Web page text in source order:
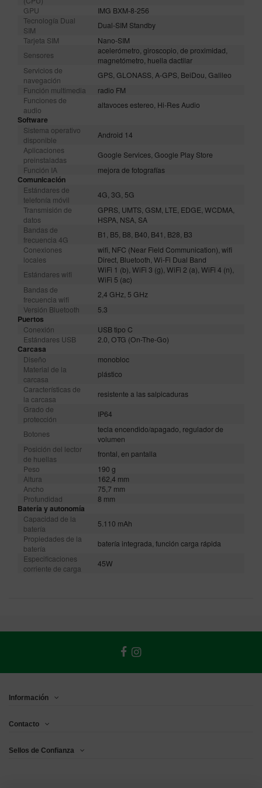
GPU
IMG BXM-8-256
Tecnología Dual
SIM
Dual-SIM Standby
Tarjeta SIM
Nano-SIM
Sensores
acelerómetro, giroscopio, de proximidad,
magnetómetro, huella dactilar
Servicios de
navegación
GPS, GLONASS, A-GPS, BeiDou, Galileo
Función multimedia
radio FM
Funciones de
audio
altavoces estereo, Hi-Res Audio
Software
Sistema operativo
disponible
Android 14
Aplicaciones
preinstaladas
Google Services, Google Play Store
Función IA
mejora de fotografías
Comunicación
Estándares de
telefonía móvil
4G, 3G, 5G
Transmisión de
datos
GPRS, UMTS, GSM, LTE, EDGE, WCDMA,
HSPA, NSA, SA
Bandas de
frecuencia 4G
B1, B5, B8, B40, B41, B28, B3
Conexiones
locales
wifi, NFC (Near Field Communication), wifi
Direct, Bluetooth, Wi-Fi Dual Band
Estándares wifi
WiFi 1 (b), WiFi 3 (g), WiFi 2 (a), WiFi 4 (n),
WiFi 5 (ac)
Bandas de
frecuencia wifi
2,4 GHz, 5 GHz
Versión Bluetooth
5.3
Puertos
Conexión
USB tipo C
Estándares USB
2.0, OTG (On-The-Go)
Carcasa
Diseño
monobloc
Material de la
carcasa
plástico
Características de
la carcasa
resistente a las salpicaduras
Grado de
protección
IP64
Botones
tecla encendido/apagado, regulador de
volumen
Posición del lector
de huellas
frontal, en pantalla
Peso
190 g
Altura
162,4 mm
Ancho
75,7 mm
Profundidad
8 mm
Batería y autonomía
Capacidad de la
batería
5.110 mAh
Propiedades de la
batería
batería integrada, función carga rápida
Especificaciones
corriente de carga
45W
Información
Contacto
Sellos de Confianza